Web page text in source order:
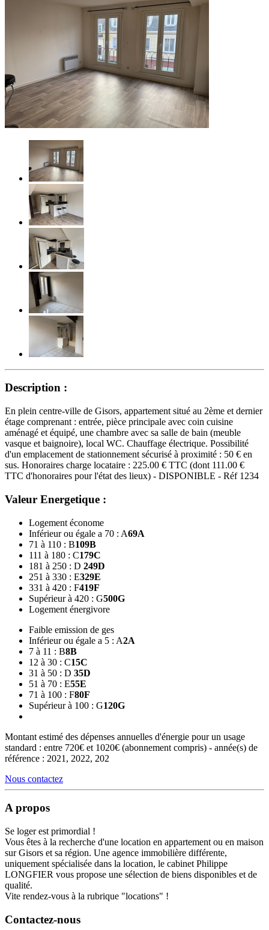
Description :
En plein centre-ville de Gisors, appartement situé au 2ème et dernier
étage comprenant : entrée, pièce principale avec coin cuisine
aménagé et équipé, une chambre avec sa salle de bain (meuble
vasque et baignoire), local WC. Chauffage électrique. Possibilité
d'un emplacement de stationnement sécurisé à proximité : 50 € en
sus. Honoraires charge locataire : 225.00 € TTC (dont 111.00 €
TTC d'honoraires pour l'état des lieux) - DISPONIBLE - Réf 1234
Valeur Energetique :
Logement économe
Inférieur ou égale a 70 : A69A
71 à 110 : B109B
111 à 180 : C179C
181 à 250 : D 249D
251 à 330 : E329E
331 à 420 : F419F
Supérieur à 420 : G500G
Logement énergivore
Faible emission de ges
Inférieur ou égale a 5 : A2A
7 à 11 : B8B
12 à 30 : C15C
31 à 50 : D 35D
51 à 70 : E55E
71 à 100 : F80F
Supérieur à 100 : G120G
Montant estimé des dépenses annuelles d'énergie pour un usage
standard : entre 720€ et 1020€ (abonnement compris) - année(s) de
référence : 2021, 2022, 202
Nous contactez
A propos
Se loger est primordial !
Vous êtes à la recherche d'une location en appartement ou en maison
sur Gisors et sa région. Une agence immobilière différente,
uniquement spécialisée dans la location, le cabinet Philippe
LONGFIER vous propose une sélection de biens disponibles et de
qualité.
Vite rendez-vous à la rubrique "locations" !
Contactez-nous